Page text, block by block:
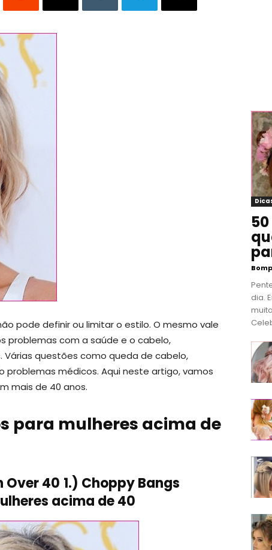
pode definir ou limitar o estilo. O mesmo vale
problemas com a saúde e o cabelo,
questões como queda de cabelo,
problemas médicos. Aqui neste artigo, vamos
mais de 40 anos.
para mulheres acima de
Over 40 1.) Choppy Bangs
acima de 40
dia.